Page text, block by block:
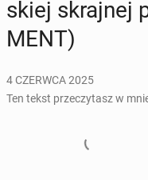
skiej skraj­nej
MENT)
4 CZERWCA 2025
Ten tekst przeczytasz w